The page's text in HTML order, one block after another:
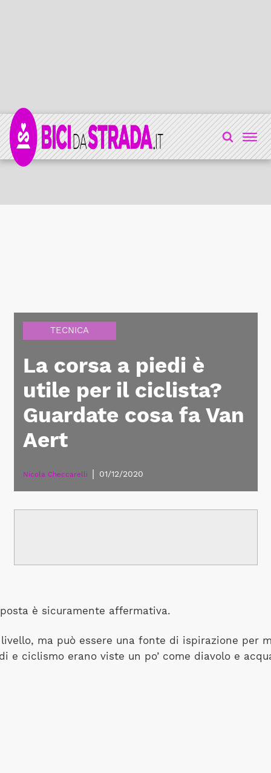
TECNICA
La corsa a piedi è
utile per il ciclista?
Guardate cosa fa Van
Aert
Nicola Checcarelli 01/12/2020
è sicuramente affermativa.
ma può essere una fonte di ispirazione per
ciclismo erano viste un po’ come diavolo e